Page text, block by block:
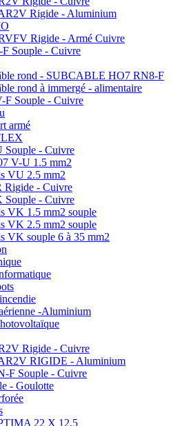
Rigide - Aluminium
Rigide - Armé Cuivre
Souple - Cuivre
rond - SUBCABLE HO7 RN8-F
rond à immergé - alimentaire
F Souple - Cuivre
armé
Souple - Cuivre
V-U 1.5 mm2
VU 2.5 mm2
Rigide - Cuivre
Souple - Cuivre
VK 1.5 mm2 souple
VK 2.5 mm2 souple
VK souple 6 à 35 mm2
-Aluminium
Rigide - Cuivre
RIGIDE - Aluminium
F Souple - Cuivre
- Goulotte
22 X 12.5